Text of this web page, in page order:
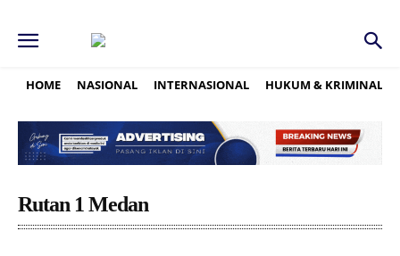
HOME NASIONAL INTERNASIONAL HUKUM & KRIMINAL
Rutan 1 Medan